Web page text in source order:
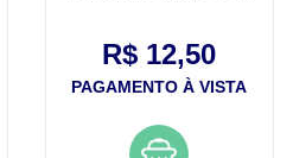
R$ 12,50
PAGAMENTO À VISTA